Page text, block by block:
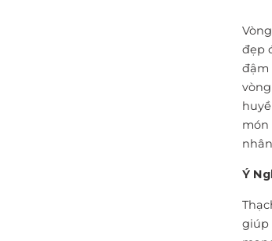
đẹp
đậm
món
Ý
giúp